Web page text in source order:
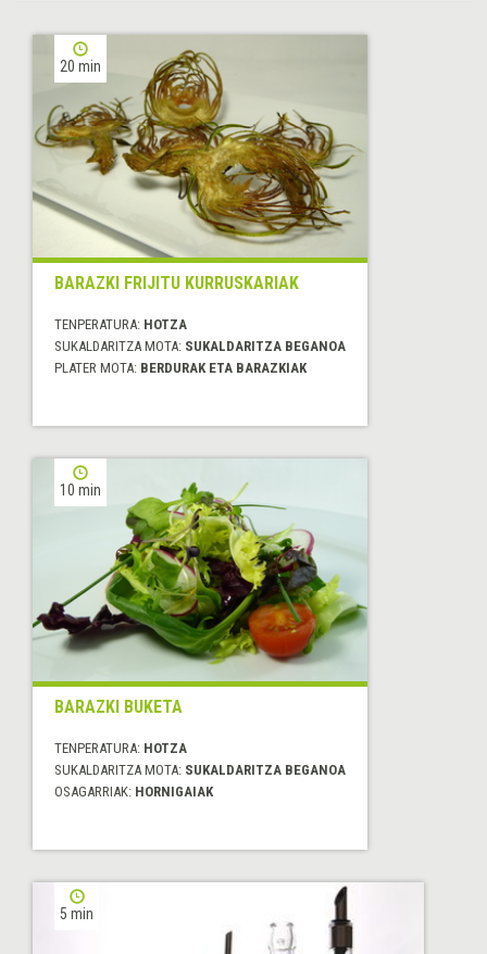
20 min
BARAZKI FRIJITU KURRUSKARIAK
TENPERATURA: HOTZA
SUKALDARITZA MOTA: SUKALDARITZA BEGANOA
PLATER MOTA: BERDURAK ETA BARAZKIAK
10 min
BARAZKI BUKETA
TENPERATURA: HOTZA
SUKALDARITZA MOTA: SUKALDARITZA BEGANOA
OSAGARRIAK: HORNIGAIAK
5 min